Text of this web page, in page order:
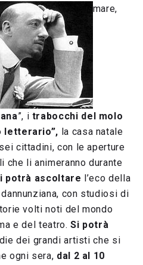
mare,
”, i trabocchi del molo
letterario”, la casa natale
cittadini, con le aperture
che li animeranno durante
potrà ascoltare l’eco della
con studiosi di
volti noti del mondo
e del teatro.Si potrà
dei grandi artisti che si
ogni sera, dal 2 al 10